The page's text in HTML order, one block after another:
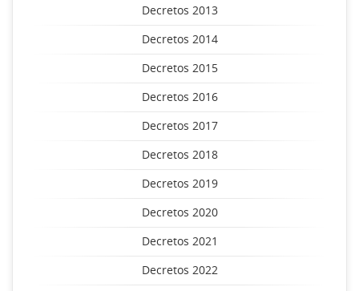
Decretos 2013
Decretos 2014
Decretos 2015
Decretos 2016
Decretos 2017
Decretos 2018
Decretos 2019
Decretos 2020
Decretos 2021
Decretos 2022